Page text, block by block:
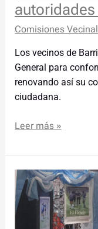
Comisiones
Los vecinos de
General para
renovando así su
ciudadana.
Leer más »
El
Cine
se